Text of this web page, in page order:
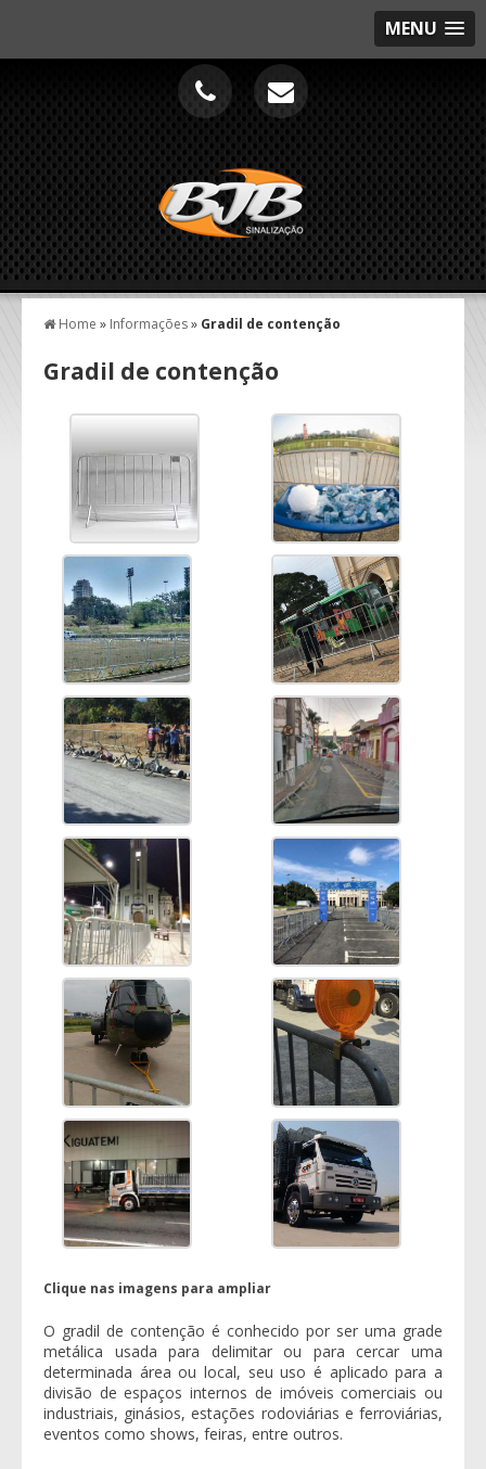
MENU
Home » Informações» Gradil de contenção
Gradil de contenção
Clique nas imagens para ampliar
O gradil de contenção é conhecido por ser uma grade
metálica usada para delimitar ou para cercar uma
determinada área ou local, seu uso é aplicado para a
divisão de espaços internos de imóveis comerciais ou
industriais, ginásios, estações rodoviárias e ferroviárias,
eventos como shows, feiras, entre outros.